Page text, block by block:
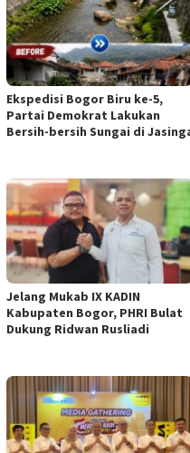
Ekspedisi Bogor Biru ke-5,
Partai Demokrat Lakukan
Bersih-bersih Sungai di
Jelang Mukab IX KADIN
Kabupaten Bogor, PHRI Bulat
Dukung Ridwan Rusliadi